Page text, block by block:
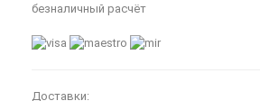
безналичный расчёт
Доставки: